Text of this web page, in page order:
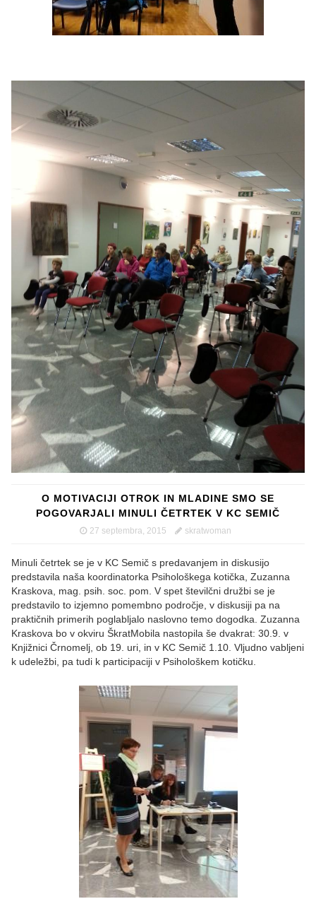
O MOTIVACIJI OTROK IN MLADINE SMO SE
POGOVARJALI MINULI ČETRTEK V KC SEMIČ
27 septembra, 2015 skratwoman
Minuli četrtek se je v KC Semič s predavanjem in diskusijo
predstavila naša koordinatorka Psihološkega kotička, Zuzanna
Kraskova, mag. psih. soc. pom. V spet številčni družbi se je
predstavilo to izjemno pomembno področje, v diskusiji pa na
praktičnih primerih poglabljalo naslovno temo dogodka. Zuzanna
Kraskova bo v okviru ŠkratMobila nastopila še dvakrat: 30.9. v
Knjižnici Črnomelj, ob 19. uri, in v KC Semič 1.10. Vljudno vabljeni
k udeležbi, pa tudi k participaciji v Psihološkem kotičku.